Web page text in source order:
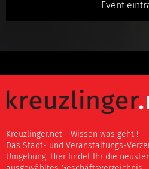
Event
Kreuzlinger.net - Wissen was geht !
Das Stadt- und Veranstaltungs-
Umgebung. Hier findet Ihr die